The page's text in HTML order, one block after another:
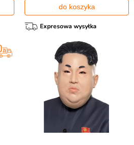
do koszyka
Expresowa wysyłka